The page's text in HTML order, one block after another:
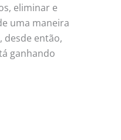
eliminar e
uma maneira
desde então,
ganhando